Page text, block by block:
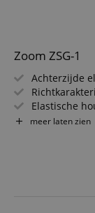
Zoom ZSG-1
Achterzijde
Elastische
Perfect voor
Inclusief
meer laten zien